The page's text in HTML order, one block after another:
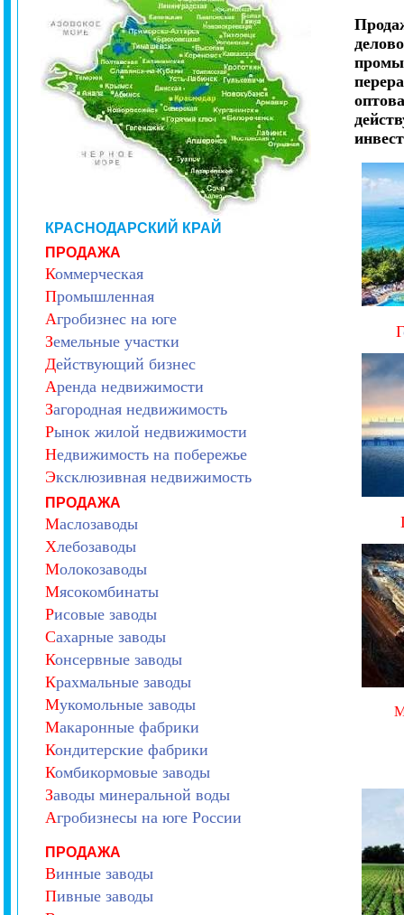
КРАСНОДАРСКИЙ КРАЙ
ПРОДАЖА
Коммерческая
Промышленная
Агробизнес на юге
Земельные участки
Действующий бизнес
Аренда недвижимости
Загородная недвижимость
Рынок жилой недвижимости
Недвижимость на побережье
Эксклюзивная недвижимость
ПРОДАЖА
Маслозаводы
Хлебозаводы
Молокозаводы
Мясокомбинаты
Рисовые заводы
Сахарные заводы
Консервные заводы
Крахмальные заводы
Мукомольные заводы
Макаронные фабрики
Кондитерские фабрики
Комбикормовые заводы
Заводы минеральной воды
Агробизнесы на юге России
ПРОДАЖА
Винные заводы
Пивные заводы
Г